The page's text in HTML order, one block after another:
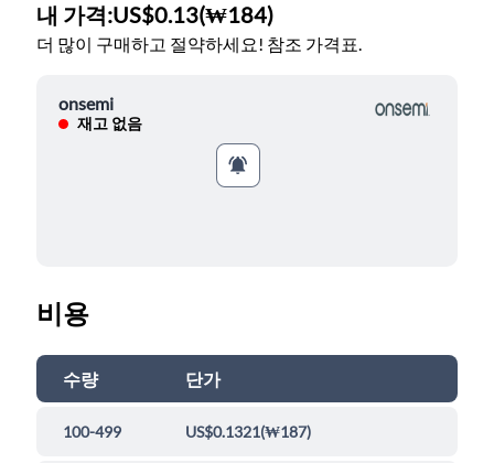
내 가격:US$0.13(₩184)
더 많이 구매하고 절약하세요! 참조 가격표.
onsemi
재고 없음
비용
수량 단가
100-499 US$0.1321(₩187)